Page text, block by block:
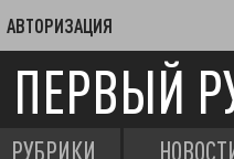
АВТОРИЗАЦИЯ
ПЕРВЫЙ
РУБРИКИ